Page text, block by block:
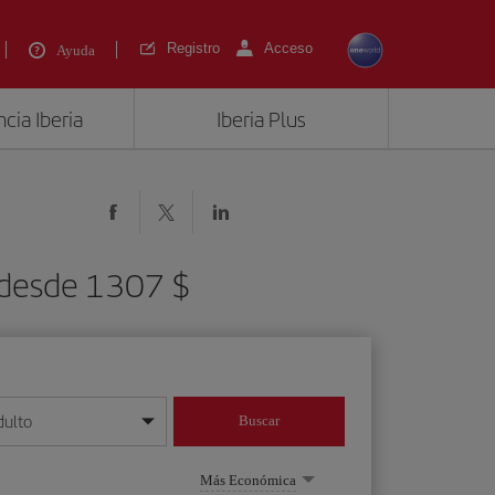
Ayuda Registro Acceso
Iberia Iberia Plus
1307 $
mes/año
Buscar
Más Económica